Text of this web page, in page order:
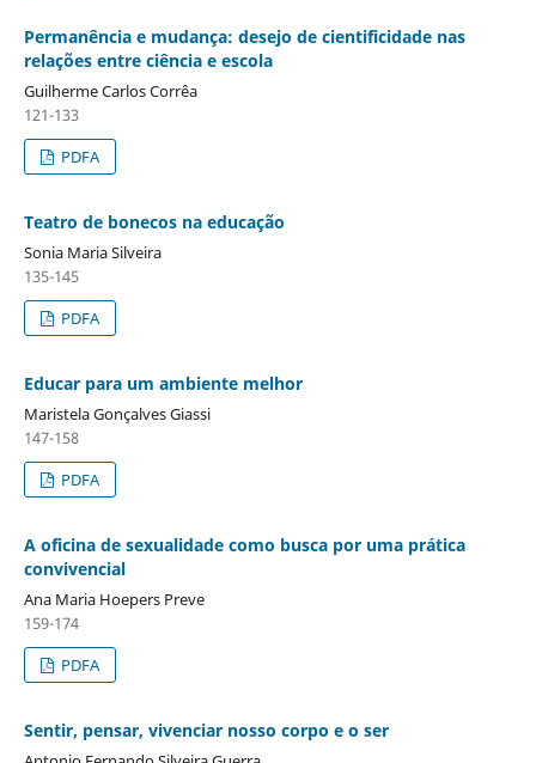
Permanência e mudança: desejo de cientificidade nas
relações entre ciência e escola
Guilherme Carlos Corrêa
121-133
PDFA
Teatro de bonecos na educação
Sonia Maria Silveira
135-145
PDFA
Educar para um ambiente melhor
Maristela Gonçalves Giassi
147-158
PDFA
A oficina de sexualidade como busca por uma prática
convivencial
Ana Maria Hoepers Preve
159-174
PDFA
Sentir, pensar, vivenciar nosso corpo e o ser